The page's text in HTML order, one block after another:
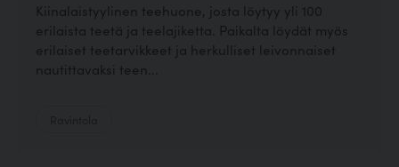
Kiinalaistyylinen teehuone, josta löytyy yli 100
erilaista teetä ja teelajiketta. Paikalta löydät myös
erilaiset teetarvikkeet ja herkulliset leivonnaiset
nautittavaksi teen...